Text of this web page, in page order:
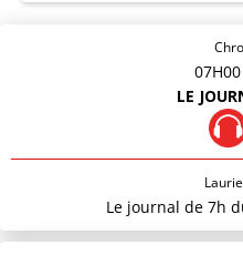
07H00
LE
Le journal de 7h